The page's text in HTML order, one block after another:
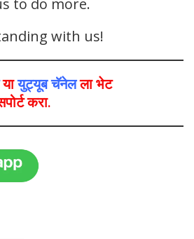
to do more.
with us!
यायुट्यूब चॅनेलला भेट
करा.